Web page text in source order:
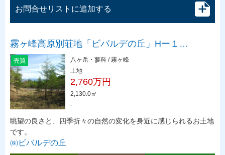
お問合せリストに追加する
霧ヶ峰高原別荘地「ビバルデの丘」Hー１…
売買
八ヶ岳・蓼科 / 霧ヶ峰
土地
2,760万円
2,130.0㎡
-
眺望の良さと、四季折々の自然の変化を身近に感じられるお土地
です。
㈱ビバルデの丘